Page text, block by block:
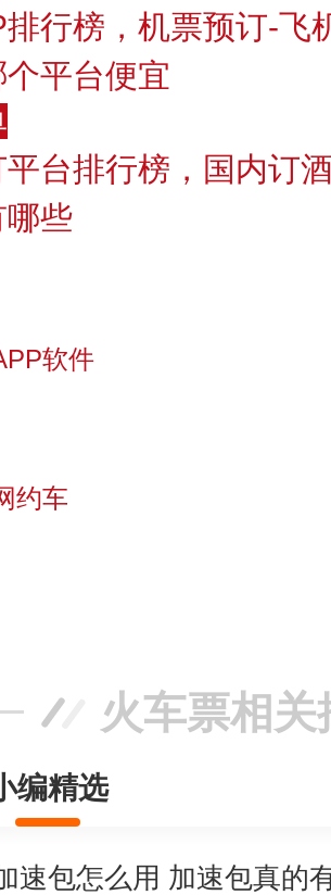
行榜，机票预订-飞
平台便宜
台排行榜，国内订
哪些
软件
约车
火车票相关
编精选